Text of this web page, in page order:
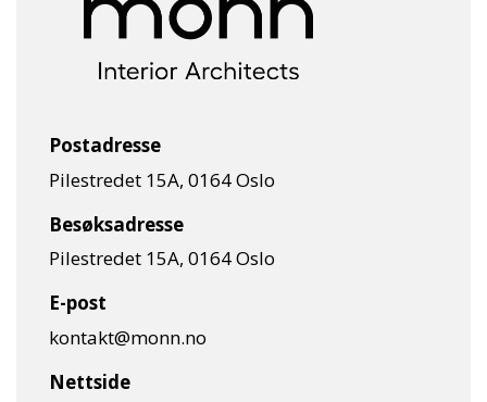
Postadresse
Pilestredet 15A, 0164 Oslo
Besøksadresse
Pilestredet 15A, 0164 Oslo
E-post
kontakt@monn.no
Nettside